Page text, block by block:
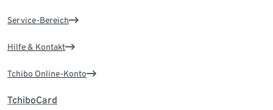
Service-Bereich
Hilfe & Kontakt
Tchibo Online-Konto
TchiboCard